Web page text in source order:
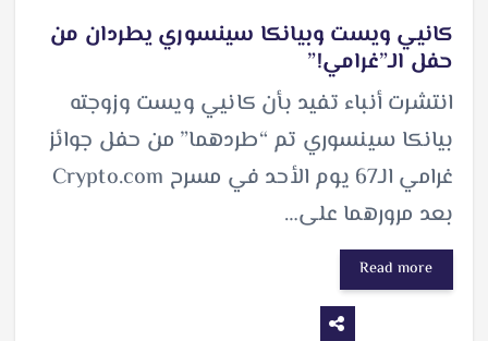
كانيي ويست وبيانكا سينسوري يطردان من
حفل الـ”غرامي!”
انتشرت أنباء تفيد بأن كانيي ويست وزوجته
بيانكا سينسوري تم “طردهما” من حفل جوائز
غرامي الـ67 يوم الأحد في مسرح Crypto.com
بعد مرورهما على…
Read more